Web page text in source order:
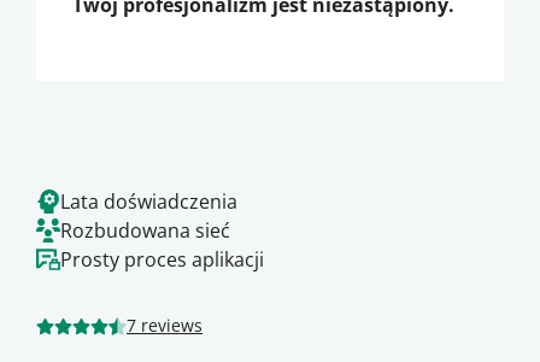
Lata doświadczenia
Rozbudowana sieć
Prosty proces aplikacji
7 reviews